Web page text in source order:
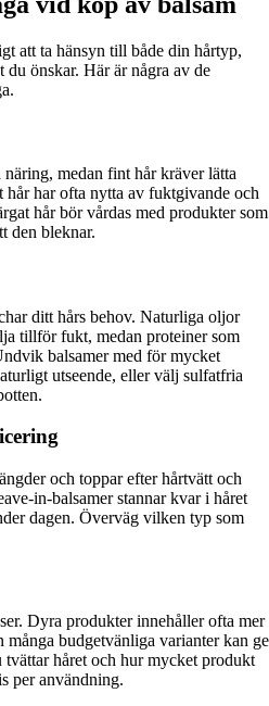
att ta hänsyn till både din hårtyp,
önskar. Här är några av de
medan fint hår kräver lätta
har ofta nytta av fuktgivande och
hår bör vårdas med produkter som
den bleknar.
ditt hårs behov. Naturliga oljor
tillför fukt, medan proteiner som
balsamer med för mycket
utseende, eller välj sulfatfria
och toppar efter hårtvätt och
in-balsamer stannar kvar i håret
dagen. Överväg vilken typ som
Dyra produkter innehåller ofta mer
många budgetvänliga varianter kan ge
håret och hur mycket produkt
per användning.